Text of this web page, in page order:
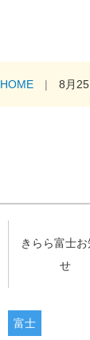
HOME 8月
きらら富士お
せ
富士